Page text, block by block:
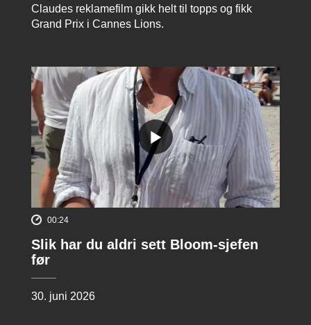
Claudes reklamefilm gikk helt til topps og fikk
Grand Prix i Cannes Lions.
00:24
Slik har du aldri sett Bloom-sjefen
før
30. juni 2026